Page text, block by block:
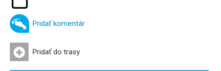
Pridať komentár
Pridať do trasy